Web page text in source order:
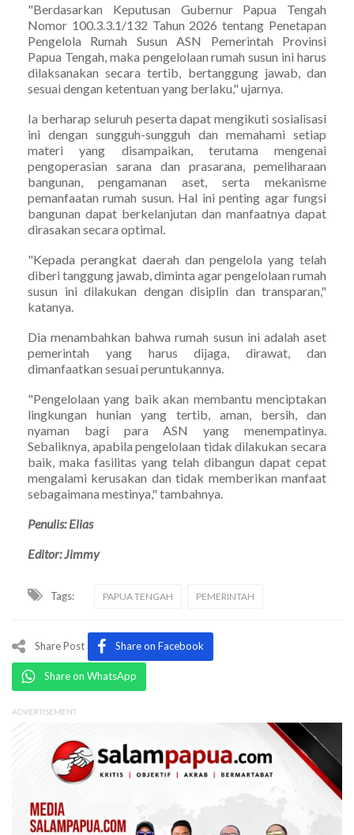
"Berdasarkan Keputusan Gubernur Papua Tengah
Nomor 100.3.3.1/132 Tahun 2026 tentang Penetapan
Pengelola Rumah Susun ASN Pemerintah Provinsi
Papua Tengah, maka pengelolaan rumah susun ini harus
dilaksanakan secara tertib, bertanggung jawab, dan
sesuai dengan ketentuan yang berlaku," ujarnya.
Ia berharap seluruh peserta dapat mengikuti sosialisasi
ini dengan sungguh-sungguh dan memahami setiap
materi yang disampaikan, terutama mengenai
pengoperasian sarana dan prasarana, pemeliharaan
bangunan, pengamanan aset, serta mekanisme
pemanfaatan rumah susun. Hal ini penting agar fungsi
bangunan dapat berkelanjutan dan manfaatnya dapat
dirasakan secara optimal.
"Kepada perangkat daerah dan pengelola yang telah
diberi tanggung jawab, diminta agar pengelolaan rumah
susun ini dilakukan dengan disiplin dan transparan,"
katanya.
Dia menambahkan bahwa rumah susun ini adalah aset
pemerintah yang harus dijaga, dirawat, dan
dimanfaatkan sesuai peruntukannya.
"Pengelolaan yang baik akan membantu menciptakan
lingkungan hunian yang tertib, aman, bersih, dan
nyaman bagi para ASN yang menempatinya.
Sebaliknya, apabila pengelolaan tidak dilakukan secara
baik, maka fasilitas yang telah dibangun dapat cepat
mengalami kerusakan dan tidak memberikan manfaat
sebagaimana mestinya," tambahnya.
Penulis: Elias
Editor: Jimmy
Tags: PAPUA TENGAH PEMERINTAH
Share Post Share on Facebook
Share on WhatsApp
ADVERTISEMENT